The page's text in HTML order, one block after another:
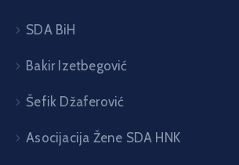
SDA BiH
Bakir Izetbegović
Šefik Džaferović
Asocijacija Žene SDA HNK